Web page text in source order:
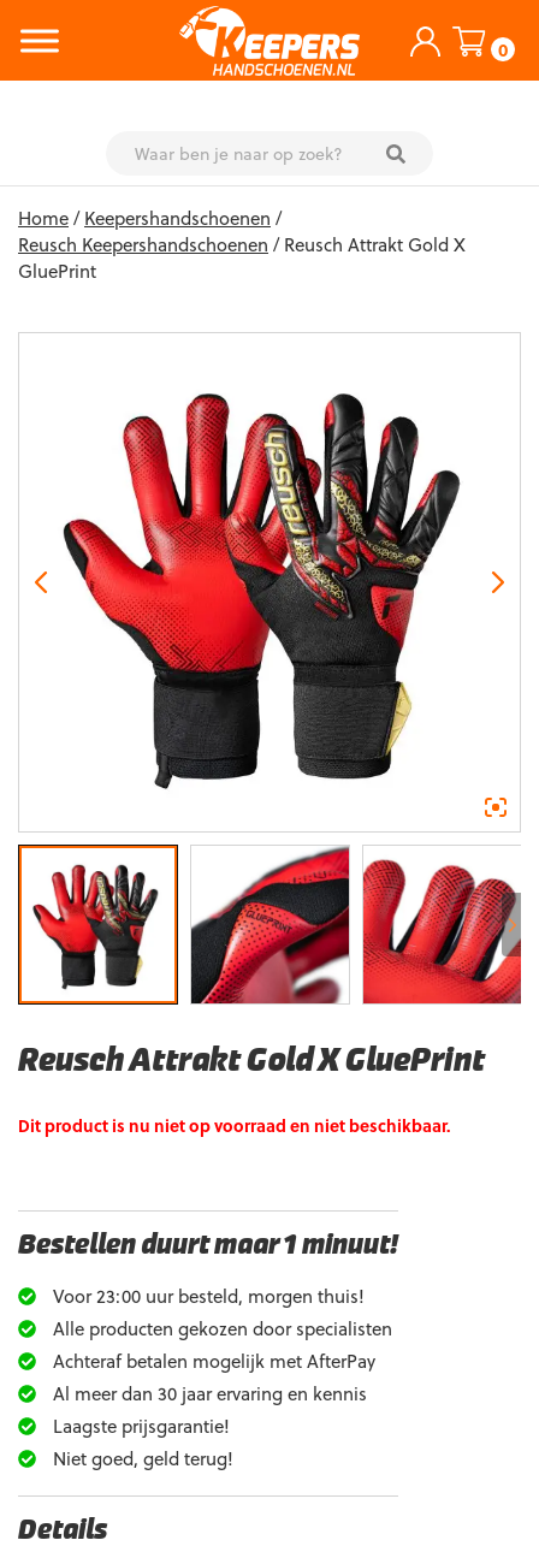
0
content
Home/Keepershandschoenen /
Reusch Keepershandschoenen / Reusch Attrakt Gold X
GluePrint
Reusch Attrakt Gold X GluePrint
Dit product is nu niet op voorraad en niet beschikbaar.
Bestellen duurt maar 1 minuut!
Voor 23:00 uur besteld, morgen thuis!
Alle producten gekozen door specialisten
Achteraf betalen mogelijk met AfterPay
Al meer dan 30 jaar ervaring en kennis
Laagste prijsgarantie!
Niet goed, geld terug!
Details